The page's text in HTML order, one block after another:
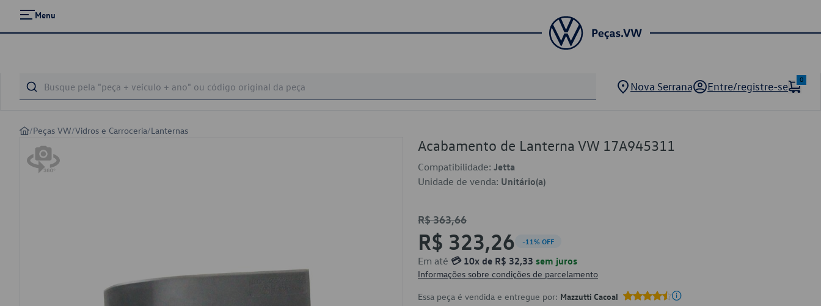
Menu
Nova Serrana Entre/registre-se
0
/Peças VW/Vidros e Carroceria/Lanternas
Acabamento de Lanterna VW 17A945311
Compatibilidade: Jetta
Unidade de venda: Unitário(a)
R$ 363,66
R$ 323,26 -11% OFF
Em até 💳 10x de R$ 32,33 sem juros
Informações sobre condições de parcelamento
Essa peça é vendida e entregue por: Mazzutti Cacoal